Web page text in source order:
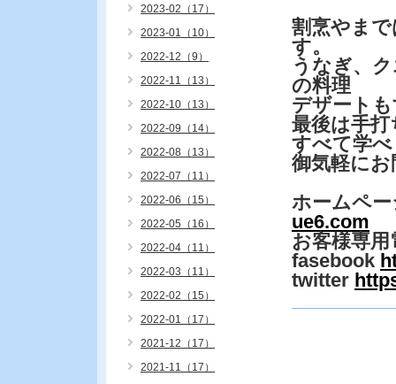
割烹やま
す。
うなぎ、
の料理
デザート
最後は手
すべて学
御気軽に
ホームペ
ue6.com
お客様専用
fasebook
twitter
2023-02（17）
2023-01（10）
2022-12（9）
2022-11（13）
2022-10（13）
2022-09（14）
2022-08（13）
2022-07（11）
2022-06（15）
2022-05（16）
2022-04（11）
2022-03（11）
2022-02（15）
2022-01（17）
2021-12（17）
2021-11（17）